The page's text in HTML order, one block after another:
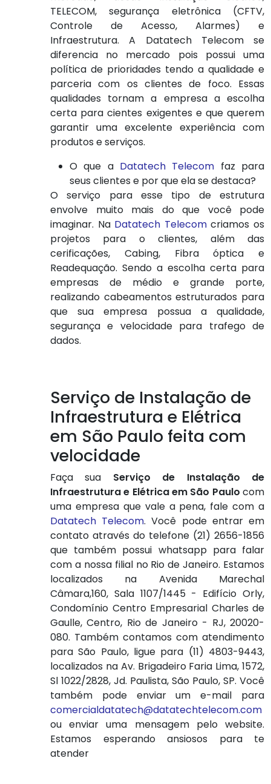
TELECOM, segurança eletrônica (CFTV,
Controle de Acesso, Alarmes) e
Infraestrutura. A Datatech Telecom se
diferencia no mercado pois possui uma
política de prioridades tendo a qualidade e
parceria com os clientes de foco. Essas
qualidades tornam a empresa a escolha
certa para cientes exigentes e que querem
garantir uma excelente experiência com
produtos e serviços.
O que a Datatech Telecom faz para
seus clientes e por que ela se destaca?
O serviço para esse tipo de estrutura
envolve muito mais do que você pode
imaginar. Na Datatech Telecomcriamos os
projetos para o clientes, além das
cerificações, Cabing, Fibra óptica e
Readequação. Sendo a escolha certa para
empresas de médio e grande porte,
realizando cabeamentos estruturados para
que sua empresa possua a qualidade,
segurança e velocidade para trafego de
dados.
Serviço de Instalação de
Infraestrutura e Elétrica
em São Paulo feita com
velocidade
Faça sua Serviço de Instalação de
Infraestrutura e Elétrica em São Paulo com
uma empresa que vale a pena, fale com a
Datatech Telecom. Você pode entrar em
contato através do telefone (21) 2656-1856
que também possui whatsapp para falar
com a nossa filial no Rio de Janeiro. Estamos
localizados na Avenida Marechal
Câmara,160, Sala 1107/1445 - Edifício Orly,
Condomínio Centro Empresarial Charles de
Gaulle, Centro, Rio de Janeiro - RJ, 20020-
080. Também contamos com atendimento
para São Paulo, ligue para (11) 4803-9443,
localizados na Av. Brigadeiro Faria Lima, 1572,
Sl 1022/2828, Jd. Paulista, São Paulo, SP. Você
também pode enviar um e-mail para
comercialdatatech@datatechtelecom.com
ou enviar uma mensagem pelo website.
Estamos esperando ansiosos para te
atender